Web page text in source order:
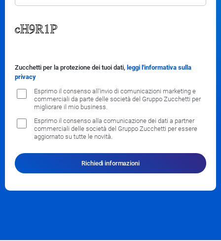
Zucchetti per la protezione dei tuoi dati, leggi l'informativa sulla
privacy
Esprimo il consenso all'invio di comunicazioni marketing e
commerciali da parte delle società del Gruppo Zucchetti per
migliorare il mio business.
Esprimo il consenso alla comunicazione dei dati a partner
commerciali delle società del Gruppo Zucchetti per essere
aggiornato su tutte le novità.
Richiedi informazioni